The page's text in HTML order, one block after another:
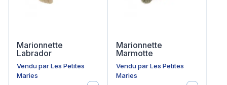
Marionnette
Labrador
Vendu parLes Petites
Maries
Marionnette
Marmotte
Vendu parLes Petites
Maries